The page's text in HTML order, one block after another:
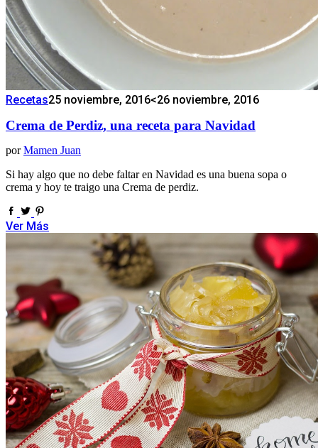
Recetas25 noviembre, 2016<26 noviembre, 2016
Crema de Perdiz, una receta para Navidad
por Mamen Juan
Si hay algo que no debe faltar en Navidad es una buena sopa o
crema y hoy te traigo una Crema de perdiz.
Ver Más